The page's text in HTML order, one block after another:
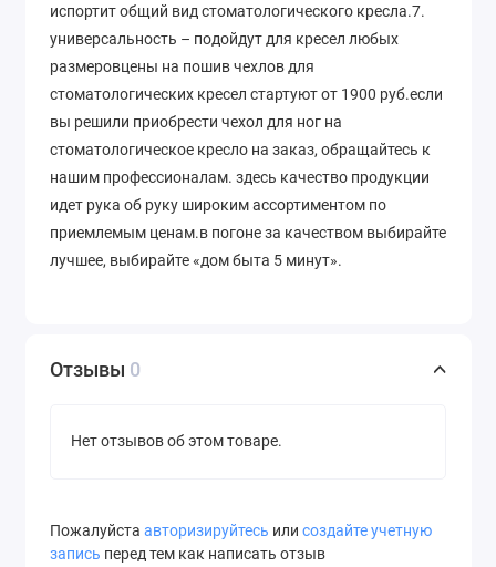
испортит общий вид стоматологического кресла.7.
универсальность – подойдут для кресел любых
размеровцены на пошив чехлов для
стоматологических кресел стартуют от 1900 руб.если
вы решили приобрести чехол для ног на
стоматологическое кресло на заказ, обращайтесь к
нашим профессионалам. здесь качество продукции
идет рука об руку широким ассортиментом по
приемлемым ценам.в погоне за качеством выбирайте
лучшее, выбирайте «дом быта 5 минут».
Отзывы 0
Нет отзывов об этом товаре.
Пожалуйста авторизируйтесь или создайте учетную
запись перед тем как написать отзыв